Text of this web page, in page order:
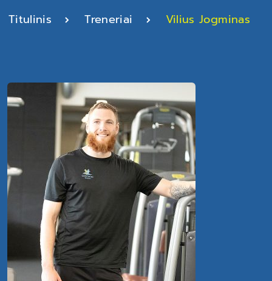
Titulinis Treneriai Vilius Jogminas